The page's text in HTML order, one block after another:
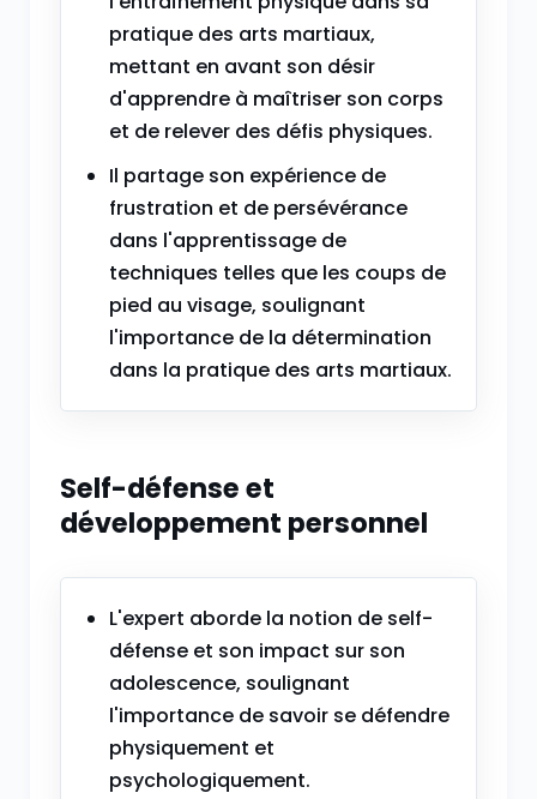
pratique des arts martiaux,
mettant en avant son désir
d'apprendre à maîtriser son corps
et de relever des défis physiques.
Il partage son expérience de
frustration et de persévérance
dans l'apprentissage de
techniques telles que les coups de
pied au visage, soulignant
l'importance de la détermination
dans la pratique des arts martiaux.
Self-défense et
développement personnel
L'expert aborde la notion de self-
défense et son impact sur son
adolescence, soulignant
l'importance de savoir se défendre
physiquement et
psychologiquement.